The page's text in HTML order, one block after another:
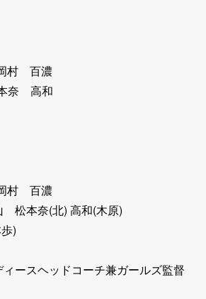
村 百濃
奈 高和
村 百濃
松本奈(北) 高和(木原)
)
ィースヘッドコーチ兼ガールズ監督